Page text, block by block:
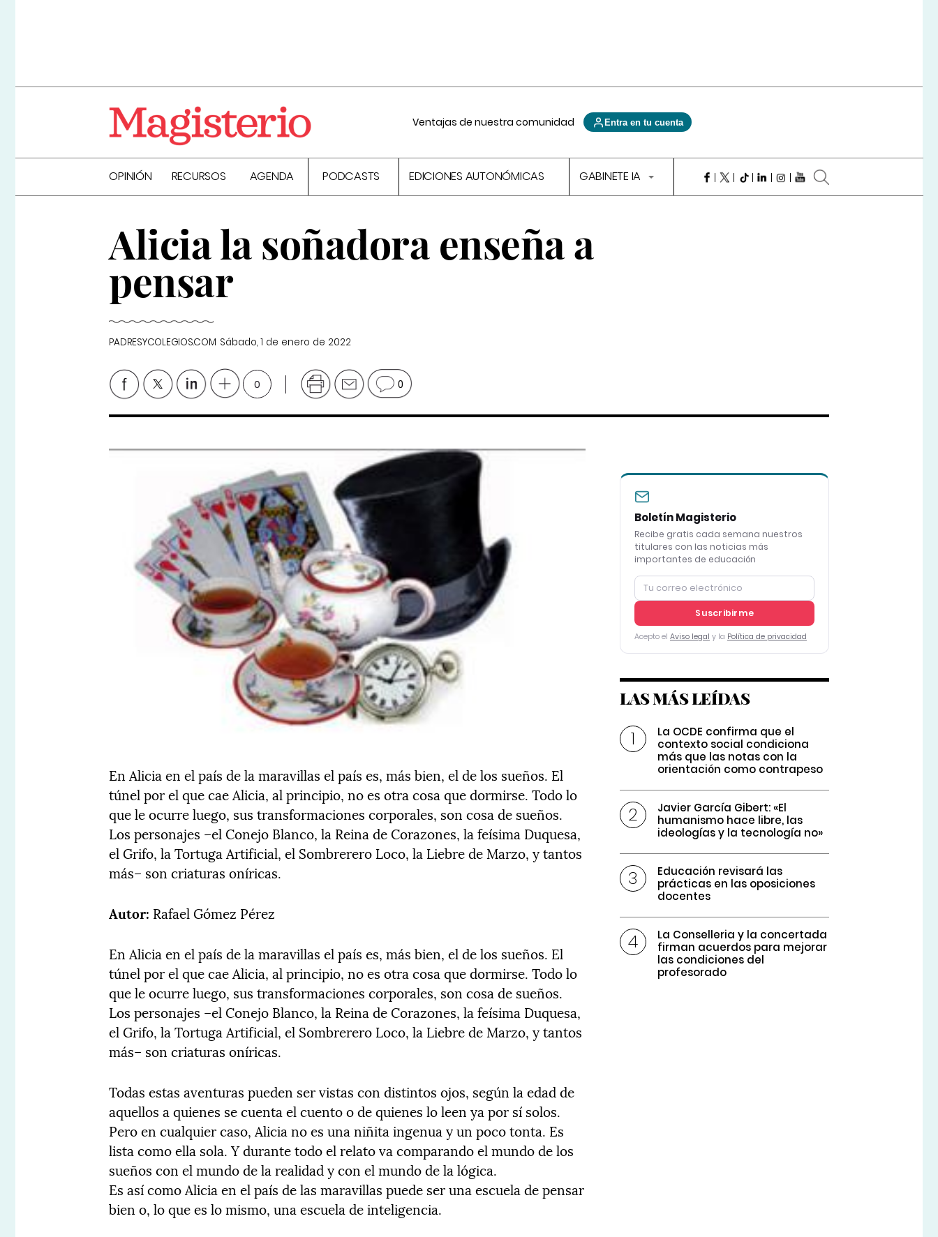
Ventajas de nuestra comunidad Entra en tu cuenta
OPINIÓN RECURSOS AGENDA PODCASTS EDICIONES AUTONÓMICAS GABINETE IA
Alicia la soñadora enseña a
pensar
PADRESYCOLEGIOS.COM Sábado, 1 de enero de 2022
0 0
En Alicia en el país de la maravillas el país es, más bien, el de los sueños. El
túnel por el que cae Alicia, al principio, no es otra cosa que dormirse. Todo lo
que le ocurre luego, sus transformaciones corporales, son cosa de sueños.
Los personajes –el Conejo Blanco, la Reina de Corazones, la feísima Duquesa,
el Grifo, la Tortuga Artificial, el Sombrerero Loco, la Liebre de Marzo, y tantos
más– son criaturas oníricas.
Autor: Rafael Gómez Pérez
En Alicia en el país de la maravillas el país es, más bien, el de los sueños. El
túnel por el que cae Alicia, al principio, no es otra cosa que dormirse. Todo lo
que le ocurre luego, sus transformaciones corporales, son cosa de sueños.
Los personajes –el Conejo Blanco, la Reina de Corazones, la feísima Duquesa,
el Grifo, la Tortuga Artificial, el Sombrerero Loco, la Liebre de Marzo, y tantos
más– son criaturas oníricas.
Todas estas aventuras pueden ser vistas con distintos ojos, según la edad de
aquellos a quienes se cuenta el cuento o de quienes lo leen ya por sí solos.
Pero en cualquier caso, Alicia no es una niñita ingenua y un poco tonta. Es
lista como ella sola. Y durante todo el relato va comparando el mundo de los
sueños con el mundo de la realidad y con el mundo de la lógica.
Es así como Alicia en el país de las maravillas puede ser una escuela de pensar
bien o, lo que es lo mismo, una escuela de inteligencia.
Boletín Magisterio
Recibe gratis cada semana nuestros
titulares con las noticias más
importantes de educación
Suscribirme
Acepto el Aviso legal y la Política de privacidad
LAS MÁS LEÍDAS
La OCDE confirma que el
contexto social condiciona
más que las notas con la
orientación como contrapeso
Javier García Gibert: «El
humanismo hace libre, las
ideologías y la tecnología no»
Educación revisará las
prácticas en las oposiciones
docentes
La Conselleria y la concertada
firman acuerdos para mejorar
las condiciones del
profesorado